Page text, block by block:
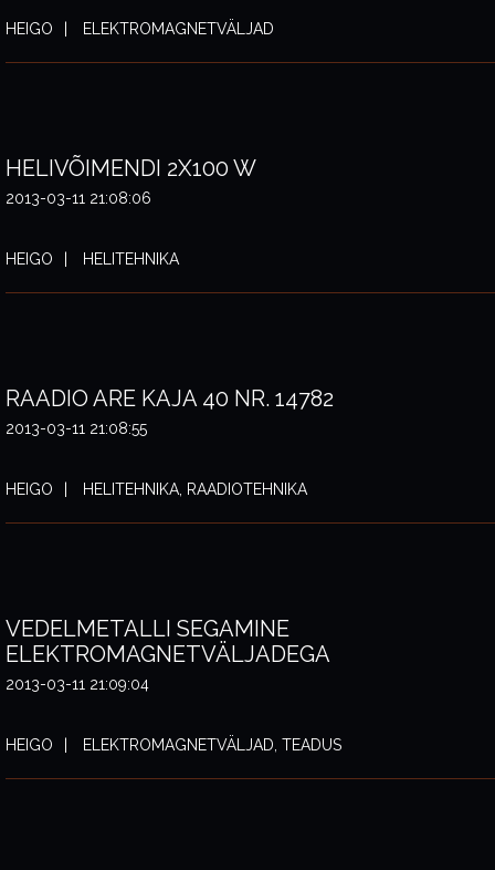
HEIGO ELEKTROMAGNETVÄLJAD
HELIVÕIMENDI 2X100 W
2013-03-11 21:08:06
HEIGO HELITEHNIKA
RAADIO ARE KAJA 40 NR. 14782
2013-03-11 21:08:55
HEIGO HELITEHNIKA, RAADIOTEHNIKA
VEDELMETALLI SEGAMINE
ELEKTROMAGNETVÄLJADEGA
2013-03-11 21:09:04
HEIGO ELEKTROMAGNETVÄLJAD, TEADUS